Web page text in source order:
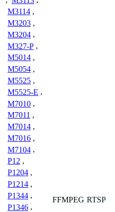
M3114 ,
M3203 ,
M3204 ,
M327-P ,
M5014 ,
M5054 ,
M5525 ,
M5525-E ,
M7010 ,
M7011 ,
M7014 ,
M7016 ,
M7104 ,
P12 ,
P1204 ,
P1214 ,
P1344 ,
P1346 ,
FFMPEG RTSP